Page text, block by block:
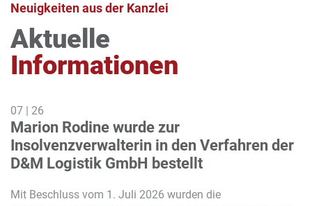
Neuigkeiten aus der Kanzlei
Aktuelle
Informationen
07 26
Marion Rodine wurde zur
Insolvenzverwalterin in den Verfahren der
D&M Logistik GmbH bestellt
Mit Beschluss vom 1. Juli 2026 wurden die